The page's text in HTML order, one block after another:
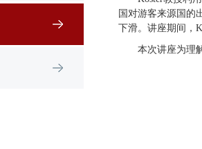
国对游客来源国的
下滑。讲座期间，
本次讲座为理